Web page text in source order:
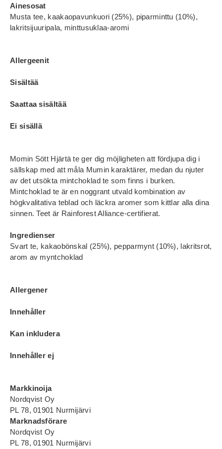
Ainesosat
Musta tee, kaakaopavunkuori (25%), piparminttu (10%),
lakritsijuuripala, minttusuklaa-aromi
Allergeenit
Sisältää
Saattaa sisältää
Ei sisällä
Momin Sött Hjärtä te ger dig möjligheten att fördjupa dig i
sällskap med att måla Mumin karaktärer, medan du njuter
av det utsökta mintchoklad te som finns i burken.
Mintchoklad te är en noggrant utvald kombination av
högkvalitativa teblad och läckra aromer som kittlar alla dina
sinnen. Teet är Rainforest Alliance-certifierat.
Ingredienser
Svart te, kakaobönskal (25%), pepparmynt (10%), lakritsrot,
arom av myntchoklad
Allergener
Innehåller
Kan inkludera
Innehåller ej
Markkinoija
Nordqvist Oy
PL 78, 01901 Nurmijärvi
Marknadsförare
Nordqvist Oy
PL 78, 01901 Nurmijärvi